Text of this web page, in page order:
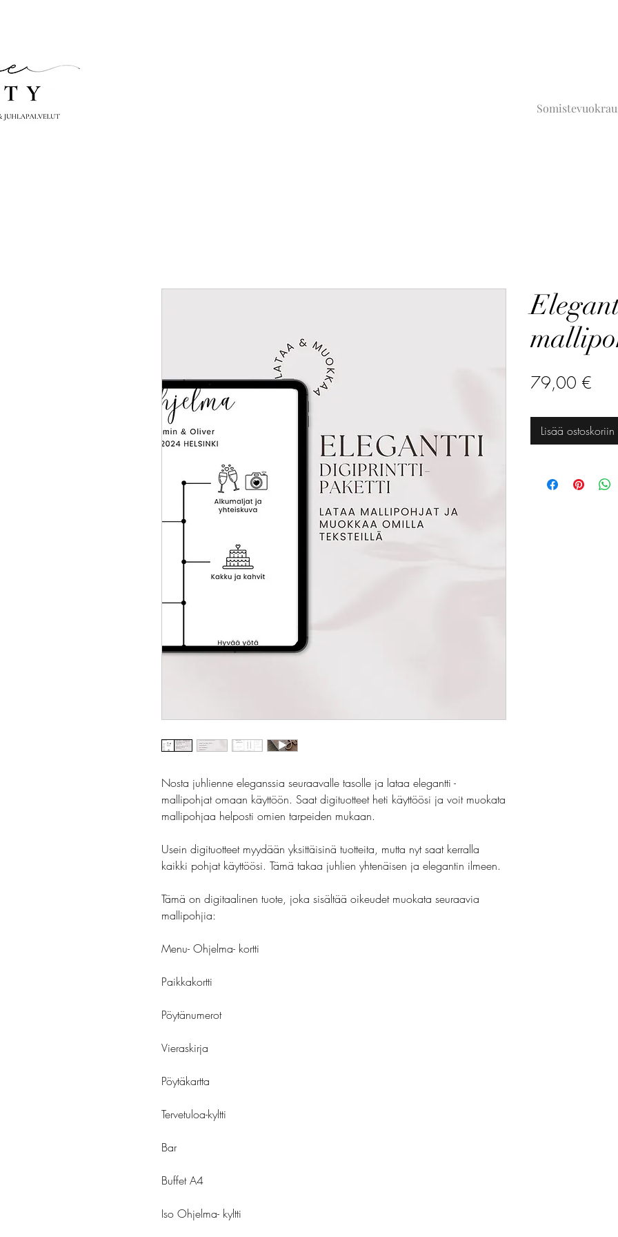
Nosta juhlienne eleganssia seuraavalle tasolle ja lataa elegantti -
mallipohjat omaan käyttöön. Saat digituotteet heti käyttöösi ja voit muokata
mallipohjaa helposti omien tarpeiden mukaan.
Usein digituotteet myydään yksittäisinä tuotteita, mutta nyt saat kerralla
kaikki pohjat käyttöösi. Tämä takaa juhlien yhtenäisen ja elegantin ilmeen.
Tämä on digitaalinen tuote, joka sisältää oikeudet muokata seuraavia
mallipohjia:
Menu- Ohjelma- kortti
Paikkakortti
Pöytänumerot
Vieraskirja
Pöytäkartta
Tervetuloa-kyltti
Bar
Buffet A4
Iso Ohjelma- kyltti
79,00 €
Lisää ostoskoriin